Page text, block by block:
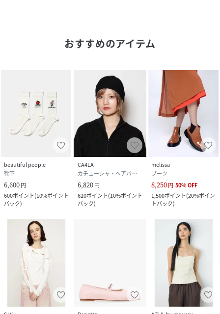
おすすめのアイテム
beautiful people
靴下
6,600円
600ポイント(10%ポイント
バック)
CA4LA
カチューシャ・ヘアバンド
6,820円
620ポイント(10%ポイント
バック)
melissa
ブーツ
8,250円 50%OFF
1,500ポイント(20%ポイン
トバック)